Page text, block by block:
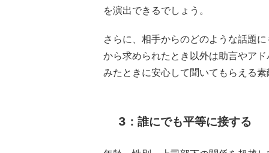
を演出できるでしょう。
さらに、相手からのどのような話題
から求められたとき以外は助言やア
みたときに安心して聞いてもらえる
3：誰にでも平等に接する